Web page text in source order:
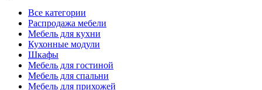
Все категории
Распродажа мебели
Мебель для кухни
Кухонные модули
Шкафы
Мебель для гостиной
Мебель для спальни
Мебель для прихожей